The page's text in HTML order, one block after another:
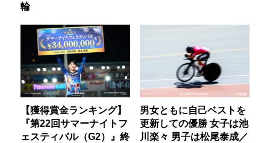
輪
【獲得賞金ランキング】
『第22回サマーナイトフ
ェスティバル（G2）』終
男女ともに自己ベストを
更新しての優勝 女子は池
川楽々 男子は松尾泰成／